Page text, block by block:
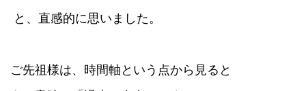
と、直感的に思いました。
ご先祖様は、時間軸という点から見ると